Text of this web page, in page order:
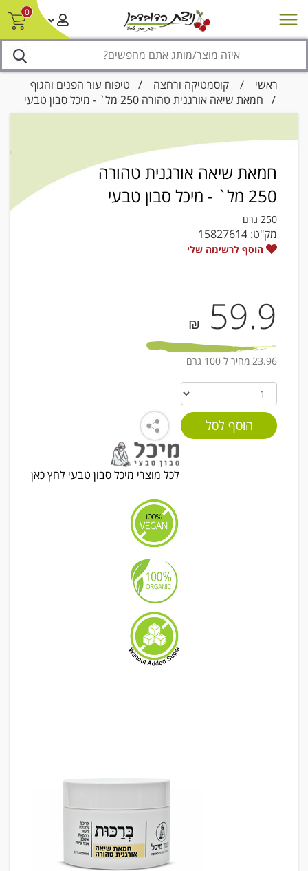
0
מבצעים סניפים צור קשר/ביטול הזמנה
ראשי / קוסמטיקה ורחצה / טיפוח עור הפנים והגוף
/ חמאת שיאה אורגנית טהורה 250 מל` - מיכל סבון טבעי
חמאת שיאה אורגנית טהורה
250 מל` - מיכל סבון טבעי
250 גרם
מק"ט: 15827614
הוסף לרשימה שלי
59.9
₪
23.96 מחיר ל 100 גרם
לכל מוצרי מיכל סבון טבעי לחץ כאן